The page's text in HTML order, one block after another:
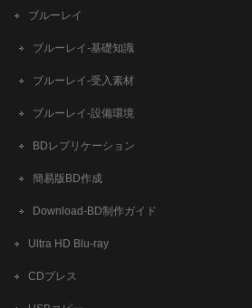
ブルーレイ
ブルーレイ-基礎知識
ブルーレイ-受入素材
ブルーレイ-設備環境
BDレプリケーション
簡易版BD作成
​Download-BD制作ガイド
Ultra HD Blu-ray
CDプレス